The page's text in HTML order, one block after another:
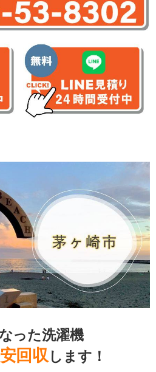
った洗濯機
回収 します！